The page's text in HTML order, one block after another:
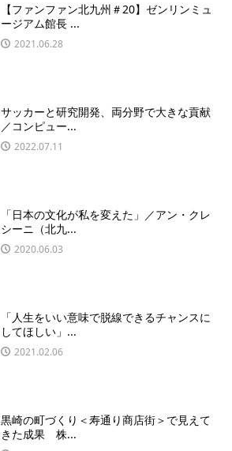
【ファンファン北九州＃20】ゼンリンミュ
ージアム館長 ...
2021.06.28
サッカーと研究開発、両分野で大きな貢献
／コンピュー...
2022.07.11
「日本の文化が私を変えた」／アン・クレ
シーニ（北九...
2020.06.03
「人生をいい意味で脱線できるチャンスに
してほしい」...
2021.02.06
黒崎の町づくり＜寿通り商店街＞で見えて
きた成果 株...